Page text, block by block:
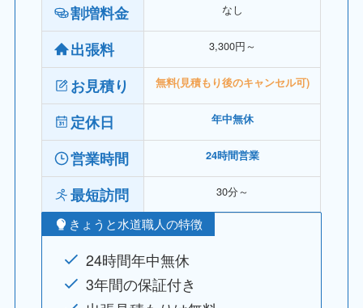
割増料金 なし
出張料 3,300円～
お見積り 無料(見積もり後のキャンセル可)
定休日 年中無休
営業時間 24時間営業
最短訪問 30分～
きょうと水道職人の特徴
24時間年中無休
3年間の保証付き